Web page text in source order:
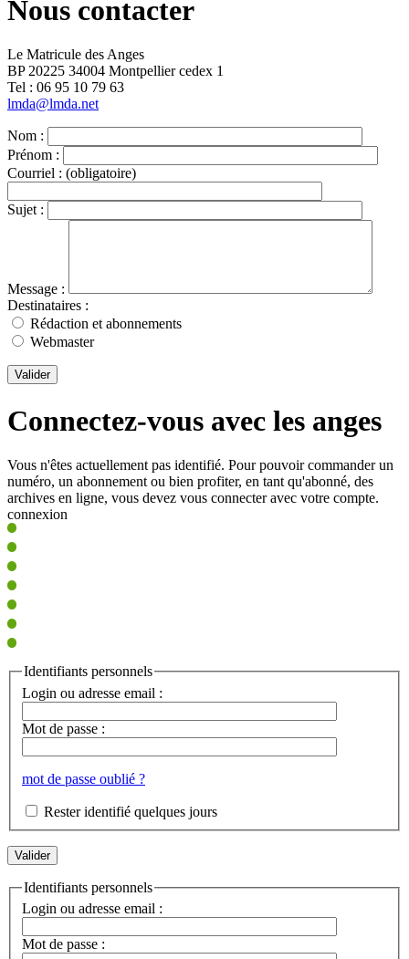
Nous contacter
Le Matricule des Anges
BP 20225 34004 Montpellier cedex 1
Tel : ‭06 95 10 79 63
lmda@lmda.net
Nom :
Prénom :
Courriel : (obligatoire)
Sujet :
Message :
Destinataires :
Rédaction et abonnements
Webmaster
Valider
Connectez-vous avec les anges
Vous n'êtes actuellement pas identifié. Pour pouvoir commander un
numéro, un abonnement ou bien profiter, en tant qu'abonné, des
archives en ligne, vous devez vous connecter avec votre compte.
connexion
Identifiants personnels
Login ou adresse email :
Mot de passe :
mot de passe oublié ?
Rester identifié quelques jours
Identifiants personnels
Login ou adresse email :
Mot de passe :